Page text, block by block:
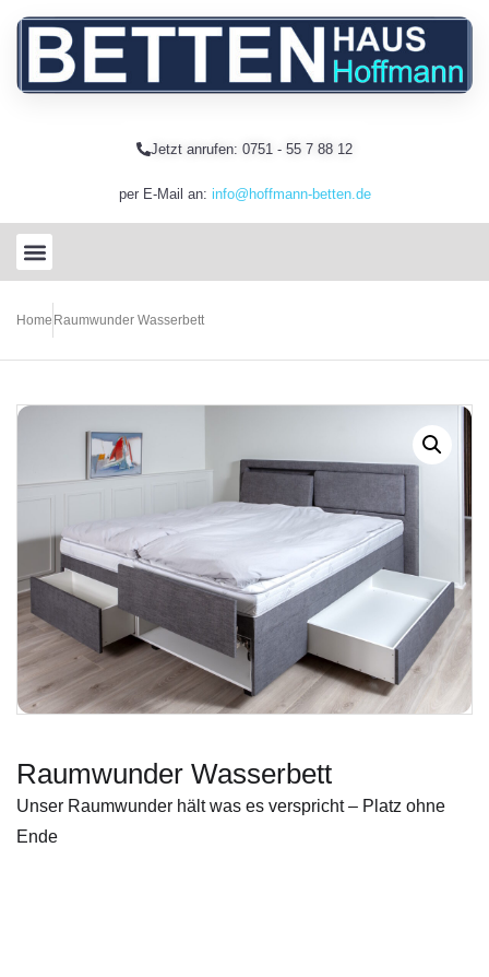
Jetzt anrufen: 0751 - 55 7 88 12
per E-Mail an: info@hoffmann-betten.de
Home Raumwunder Wasserbett
Raumwunder Wasserbett
Unser Raumwunder hält was es verspricht – Platz ohne
Ende